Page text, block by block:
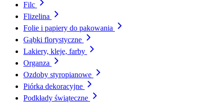
Filc
Flizelina
Folie i papiery do pakowania
Gąbki florystyczne
Lakiery, kleje, farby
Organza
Ozdoby styropianowe
Piórka dekoracyjne
Podkłady świąteczne